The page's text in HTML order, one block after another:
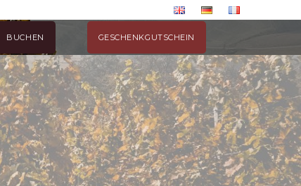
BUCHEN GESCHENKGUTSCHEIN